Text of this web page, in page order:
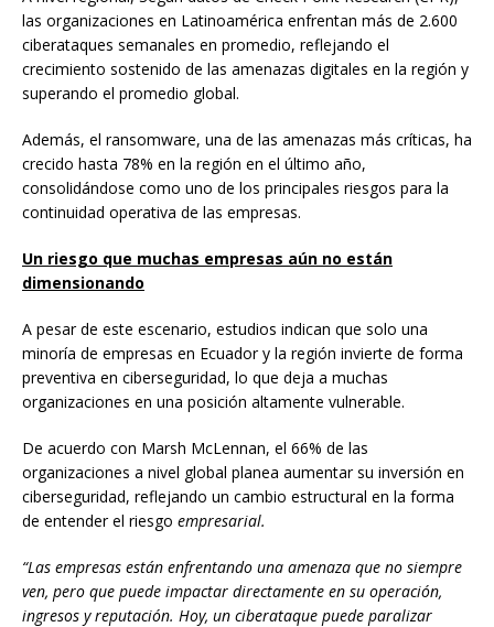
las organizaciones en Latinoamérica enfrentan más de 2.600
ciberataques semanales en promedio, reflejando el
crecimiento sostenido de las amenazas digitales en la región y
superando el promedio global.
Además, el ransomware, una de las amenazas más críticas, ha
crecido hasta 78% en la región en el último año,
consolidándose como uno de los principales riesgos para la
continuidad operativa de las empresas.
Un riesgo que muchas empresas aún no están
dimensionando
A pesar de este escenario, estudios indican que solo una
minoría de empresas en Ecuador y la región invierte de forma
preventiva en ciberseguridad, lo que deja a muchas
organizaciones en una posición altamente vulnerable.
De acuerdo con Marsh McLennan, el 66% de las
organizaciones a nivel global planea aumentar su inversión en
ciberseguridad, reflejando un cambio estructural en la forma
de entender el riesgo empresarial.
“Las empresas están enfrentando una amenaza que no siempre
ven, pero que puede impactar directamente en su operación,
ingresos y reputación. Hoy, un ciberataque puede paralizar